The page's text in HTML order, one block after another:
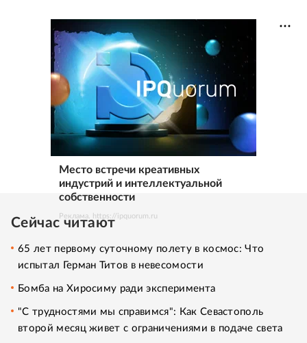
Место встречи креативных
индустрий и интеллектуальной
собственности
Реклама. https://ipquorum.ru
Сейчас читают
65 лет первому суточному полету в космос: Что
испытал Герман Титов в невесомости
Бомба на Хиросиму ради эксперимента
"С трудностями мы справимся": Как Севастополь
второй месяц живет с ограничениями в подаче света